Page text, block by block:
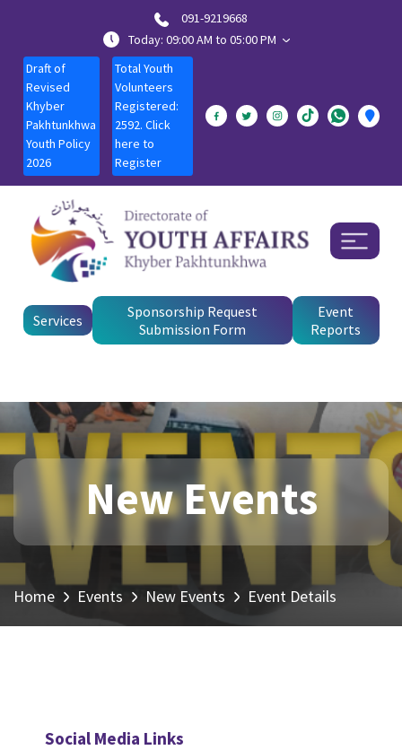
091-9219668
Today: 09:00 AM to 05:00 PM
Draft of
Revised
Khyber
Pakhtunkhwa
Youth Policy
2026
Total Youth
Volunteers
Registered:
2592. Click
here to
Register
Services
Sponsorship Request
Submission Form
Event
Reports
New Events
Home Events New Events Event Details
Social Media Links